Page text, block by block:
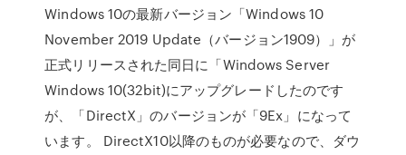
Windows 10の最新バージョン「Windows 10
November 2019 Update（バージョン1909）」が
正式リリースされた同日に「Windows Server
Windows 10(32bit)にアップグレードしたのです
が、「DirectX」のバージョンが「9Ex」になって
います。 DirectX10以降のものが必要なので、ダウ